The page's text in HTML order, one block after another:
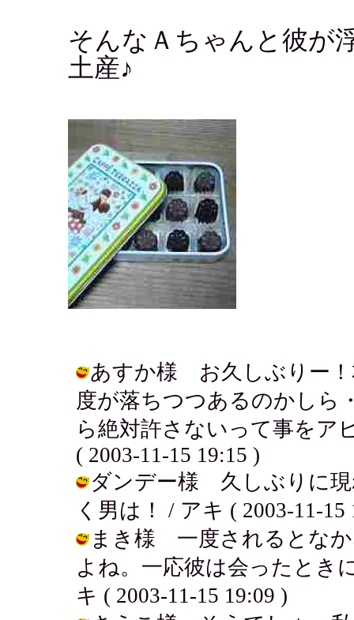
そんなＡちゃんと彼が
土産♪
あすか様 お久しぶりー！
度が落ちつつあるのかしら
ら絶対許さないって事をア
( 2003-11-15 19:15 )
ダンデー様 久しぶりに現
く男は！ / アキ ( 2003-11-15
まき様 一度されるとなか
よね。一応彼は会ったとき
キ ( 2003-11-15 19:09 )